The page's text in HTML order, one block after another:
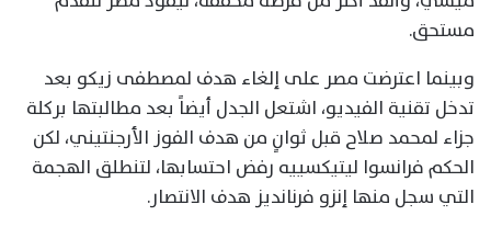
مستحق.
وبينما اعترضت مصر على إلغاء هدف لمصطفى زيكو بعد
تدخل تقنية الفيديو، اشتعل الجدل أيضاً بعد مطالبتها بركلة
جزاء لمحمد صلاح قبل ثوانٍ من هدف الفوز الأرجنتيني، لكن
الحكم فرانسوا ليتيكسييه رفض احتسابها، لتنطلق الهجمة
التي سجل منها إنزو فرنانديز هدف الانتصار.